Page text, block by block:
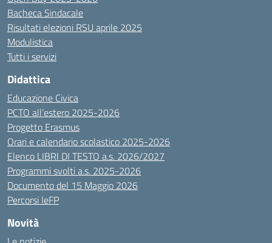
Bacheca Sindacale
Risultati elezioni RSU aprile 2025
Modulistica
Tutti i servizi
Didattica
Educazione Civica
PCTO all’estero 2025-2026
Progetto Erasmus
Orari e calendario scolastico 2025-2026
Elenco LIBRI DI TESTO a.s. 2026/2027
Programmi svolti a.s. 2025-2026
Documento del 15 Maggio 2026
Percorsi IeFP
Novità